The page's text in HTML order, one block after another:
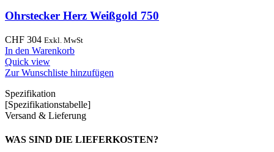
Ohrstecker Herz Weißgold 750
CHF 304 Exkl. MwSt
In den Warenkorb
Quick view
Zur Wunschliste hinzufügen
Spezifikation
[Spezifikationstabelle]
Versand & Lieferung
WAS SIND DIE LIEFERKOSTEN?